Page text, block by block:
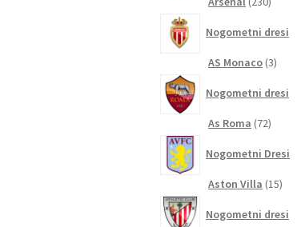
Nogometni dresi
AS Monaco 33
Nogometni dresi
As Roma 7272
Nogometni Dresi
Aston Villa 1515
Nogometni dresi